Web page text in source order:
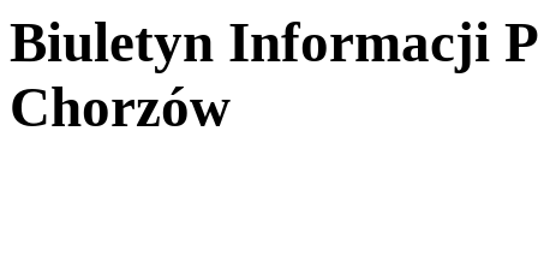
Biuletyn Informacji
Chorzów